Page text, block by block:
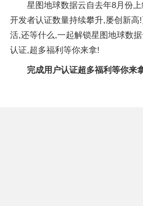
星图地球数据云自去年8月份
开发者认证数量持续攀升,屡创新高
活,还等什么,一起解锁星图地球数
认证,超多福利等你来拿!
完成用户认证超多福利等你来